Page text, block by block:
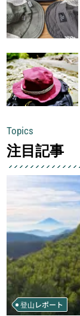
Topics
注目記事
登山レポート